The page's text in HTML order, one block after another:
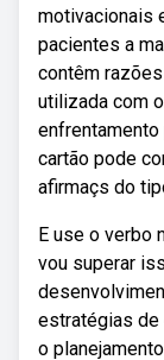
motivacionais
pacientes a
contêm
utilizada com
cartão pode
afirmaçs do
E use o verbo
vou superar
estratégias
o